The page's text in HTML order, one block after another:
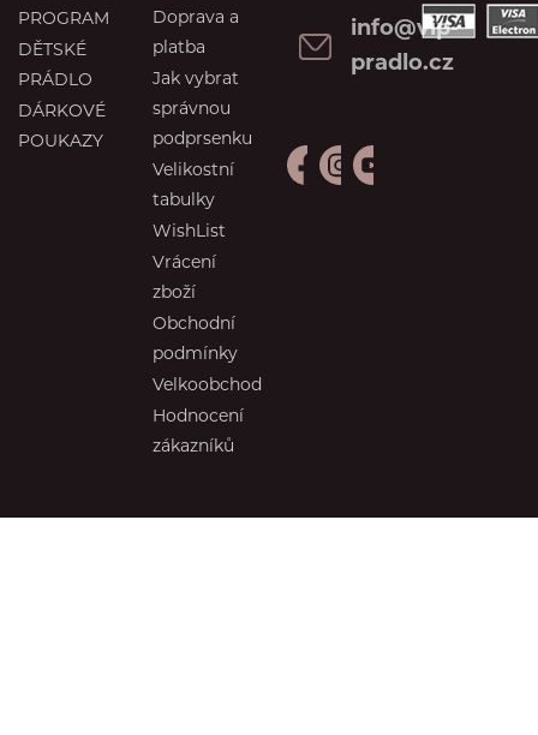
PROGRAM
DĚTSKÉ
PRÁDLO
DÁRKOVÉ
POUKAZY
Doprava a
platba
Jak vybrat
správnou
podprsenku
Velikostní
tabulky
WishList
Vrácení
zboží
Obchodní
podmínky
Velkoobchod
Hodnocení
zákazníků
info@vip-
pradlo.cz